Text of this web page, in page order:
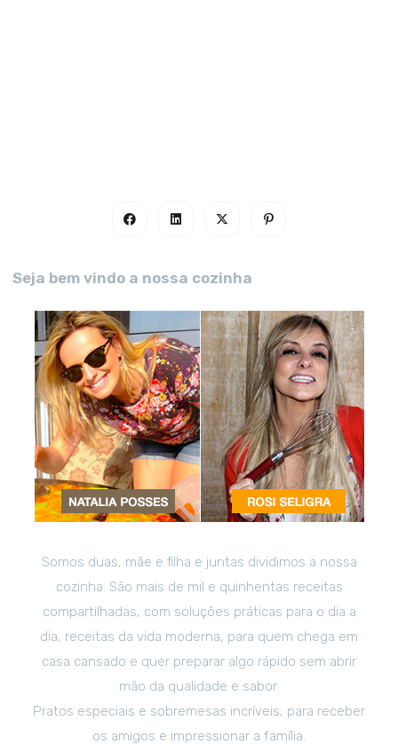
Seja bem vindo a nossa cozinha
Somos duas, mãe e filha e juntas dividimos a nossa
cozinha. São mais de mil e quinhentas receitas
compartilhadas, com soluções práticas para o dia a
dia, receitas da vida moderna, para quem chega em
casa cansado e quer preparar algo rápido sem abrir
mão da qualidade e sabor.
Pratos especiais e sobremesas incríveis, para receber
os amigos e impressionar a família.